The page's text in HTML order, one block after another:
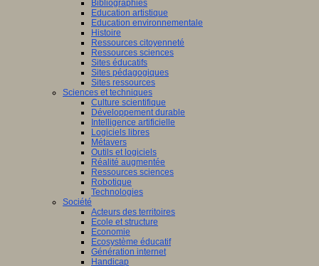
Bibliographies
Education artistique
Education environnementale
Histoire
Ressources citoyenneté
Ressources sciences
Sites éducatifs
Sites pédagogiques
Sites ressources
Sciences et techniques
Culture scientifique
Développement durable
Intelligence artificielle
Logiciels libres
Métavers
Outils et logiciels
Réalité augmentée
Ressources sciences
Robotique
Technologies
Société
Acteurs des territoires
Ecole et structure
Economie
Ecosystème éducatif
Génération internet
Handicap